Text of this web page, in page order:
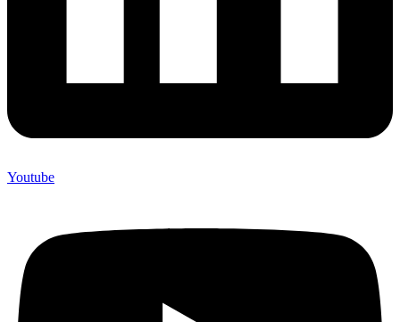
Youtube